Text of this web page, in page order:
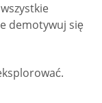
demotywuj się